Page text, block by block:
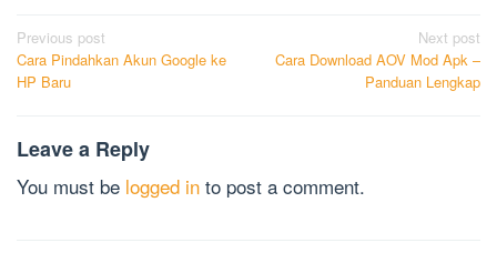
Post
navigation
Previous post
Cara Pindahkan Akun Google ke
HP Baru
Next post
Cara Download AOV Mod Apk –
Panduan Lengkap
Leave a Reply
You must be logged in to post a comment.